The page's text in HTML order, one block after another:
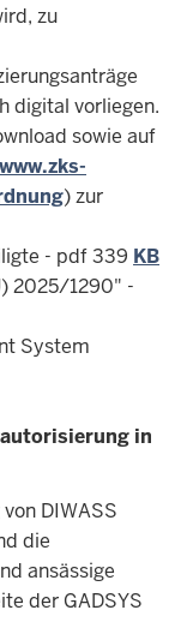
zu
digital vorliegen.
sowie auf
) zur
- pdf 339 KB
2025/1290" -
System
in
DIWASS
die
ansässige
der GADSYS